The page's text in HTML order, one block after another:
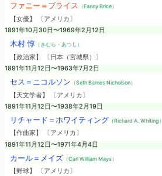
ファニー＝ブライス （Fanny Brice）
【女優】 〔アメリカ〕
1891年10月30日〜1969年2月12日
木村 惇（きむら・あつし）
【政治家】 〔日本（宮城県）〕
1891年11月12日〜1963年7月2日
セス＝ニコルソン （Seth Barnes Nicholson）
【天文学者】 〔アメリカ〕
1891年11月12日〜1938年2月19日
リチャード＝ホワイティング （Richard A. Whiting）
【作曲家】 〔アメリカ〕
1891年11月12日〜1971年4月4日
カール＝メイズ （Carl William Mays）
【野球】 〔アメリカ〕